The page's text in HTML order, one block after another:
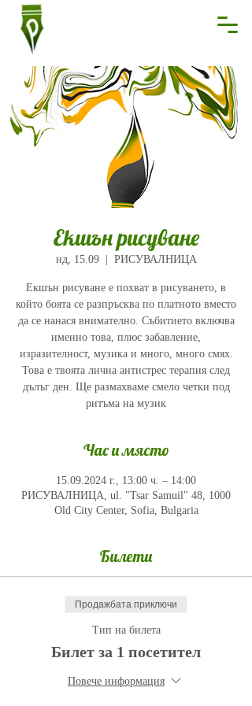
Екшън рисуване
нд, 15.09
  |
РИСУВАЛНИЦА
Екшън рисуване е похват в рисуването, в
който боята се разпръсква по платното вместо
да се нанася внимателно. Събитието включва
именно това, плюс забавление,
изразителност, музика и много, много смях.
Това е твоята лична антистрес терапия след
дълъг ден. Ще размахваме смело четки под
ритъма на музик
Час и място
15.09.2024 г., 13:00 ч. – 14:00
РИСУВАЛНИЦА, ul. "Tsar Samuil" 48, 1000
Old City Center, Sofia, Bulgaria
Билети
Продажбата приключи
Тип на билета
Билет за 1 посетител
Повече информация